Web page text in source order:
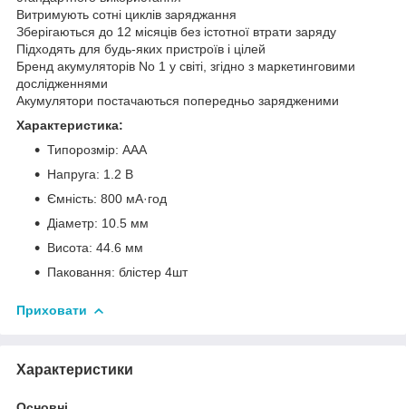
Витримують сотні циклів заряджання
Зберігаються до 12 місяців без істотної втрати заряду
Підходять для будь-яких пристроїв і цілей
Бренд акумуляторів No 1 у світі, згідно з маркетинговими
дослідженнями
Акумулятори постачаються попередньо зарядженими
Характеристика:
Типорозмір: ААA
Напруга: 1.2 В
Ємність: 800 мА·год
Діаметр: 10.5 мм
Висота: 44.6 мм
Паковання: блістер 4шт
Приховати
Характеристики